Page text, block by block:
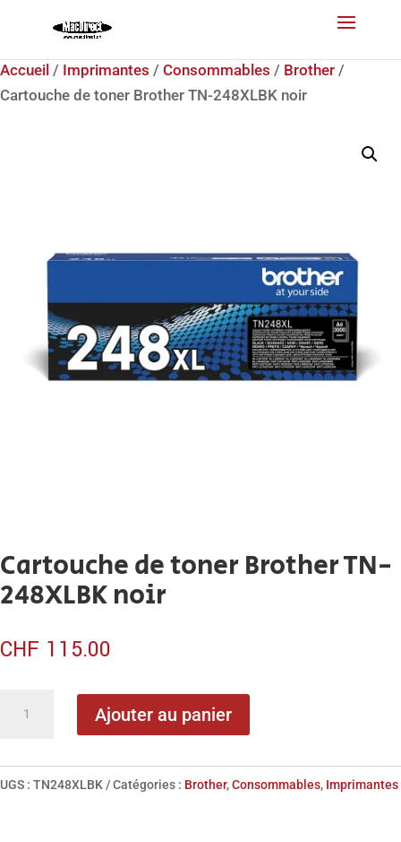
Accueil / Imprimantes / Consommables / Brother /
Cartouche de toner Brother TN-248XLBK noir
Cartouche de toner Brother TN-
248XLBK noir
CHF 115.00
de
Ajouter au panier
UGS : TN248XLBK Catégories : Brother,Consommables, Imprimantes